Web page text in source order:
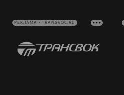
РЕКЛАМА • TRANSVOC.RU